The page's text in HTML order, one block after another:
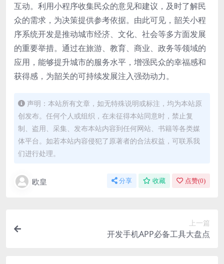
互动。利用小程序收集民众的意见和建议，及时了解民
众的需求，为决策提供参考依据。由此可见，韶关小程
序系统开发是推动城市经济、文化、社会等多方面发展
的重要举措。通过在旅游、教育、商业、政务等领域的
应用，能够提升城市的服务水平，增强民众的幸福感和
获得感，为韶关的可持续发展注入强劲动力。
声明：本站所有文章，如无特殊说明或标注，均为本站原
创发布。任何个人或组织，在未征得本站同意时，禁止复
制、盗用、采集、发布本站内容到任何网站、书籍等各类媒
体平台。如若本站内容侵犯了原著者的合法权益，可联系我
们进行处理。
欧皇 分享 收藏 点赞(0)
上一篇
开发手机APP必备工具大盘点